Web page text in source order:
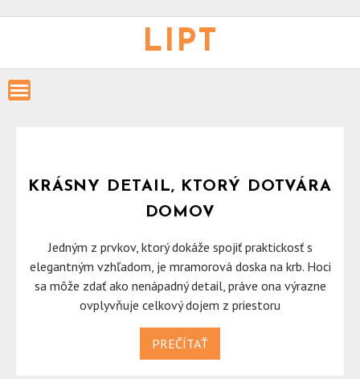
LIPT
KRÁSNY DETAIL, KTORÝ DOTVÁRA
DOMOV
Jedným z prvkov, ktorý dokáže spojiť praktickosť s
elegantným vzhľadom, je mramorová doska na krb. Hoci
sa môže zdať ako nenápadný detail, práve ona výrazne
ovplyvňuje celkový dojem z priestoru
PREČÍTAŤ